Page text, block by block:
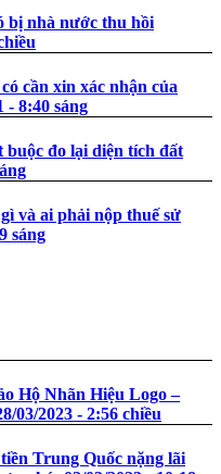
bị nhà nước thu hồi
cần xin xác nhận của
- 8:40 sáng
buộc đo lại diện tích đất
và ai phải nộp thuế sử
sáng
Hộ Nhãn Hiệu Logo –
03/2023 - 2:56 chiều
Trung Quốc nặng lãi